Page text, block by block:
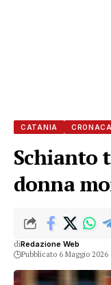
CATANIA CRONACA
Schianto
donna
diRedazione Web
Pubblicato 6 Maggio 2026